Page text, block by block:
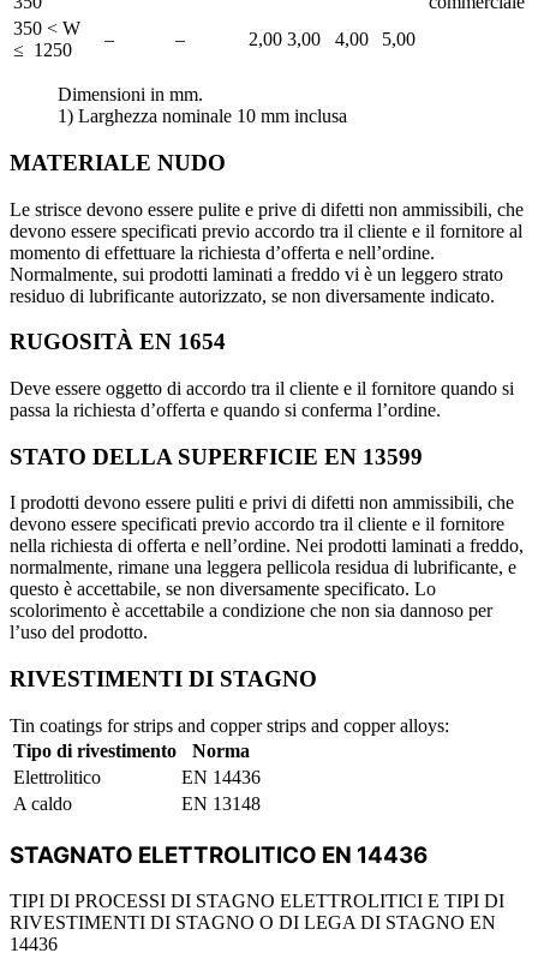
350 < W
≤ 1250
– – 2,00 3,00 4,00 5,00
Dimensioni in mm.
1) Larghezza nominale 10 mm inclusa
MATERIALE NUDO
Le strisce devono essere pulite e prive di difetti non ammissibili, che
devono essere specificati previo accordo tra il cliente e il fornitore al
momento di effettuare la richiesta d’offerta e nell’ordine.
Normalmente, sui prodotti laminati a freddo vi è un leggero strato
residuo di lubrificante autorizzato, se non diversamente indicato.
RUGOSITÀ EN 1654
Deve essere oggetto di accordo tra il cliente e il fornitore quando si
passa la richiesta d’offerta e quando si conferma l’ordine.
STATO DELLA SUPERFICIE EN 13599
I prodotti devono essere puliti e privi di difetti non ammissibili, che
devono essere specificati previo accordo tra il cliente e il fornitore
nella richiesta di offerta e nell’ordine. Nei prodotti laminati a freddo,
normalmente, rimane una leggera pellicola residua di lubrificante, e
questo è accettabile, se non diversamente specificato. Lo
scolorimento è accettabile a condizione che non sia dannoso per
l’uso del prodotto.
RIVESTIMENTI DI STAGNO
Tin coatings for strips and copper strips and copper alloys:
Tipo di rivestimento
Norma
Elettrolitico
EN 14436
A caldo
EN 13148
STAGNATO ELETTROLITICO EN 14436
TIPI DI PROCESSI DI STAGNO ELETTROLITICI E TIPI DI
RIVESTIMENTI DI STAGNO O DI LEGA DI STAGNO EN
14436